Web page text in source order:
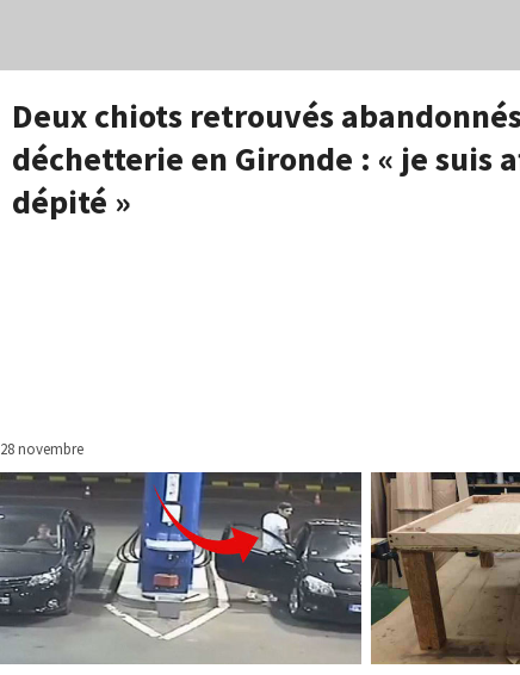
Deux chiots retrouvés
déchetterie en Gironde : « je suis
dépité »
28 novembre